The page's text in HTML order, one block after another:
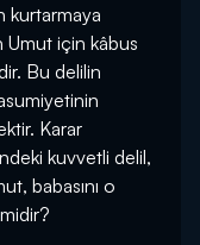
kurtarmaya
Umut için kâbus
Bu delilin
Karar
kuvvetli delil,
babasını o